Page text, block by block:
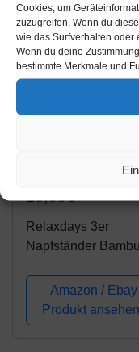
Cookies, um
zuzugreifen. Wenn du
wie das Surfverhalten oder
Wenn du deine
bestimmte Merkmale und
16,99€
Relaxdays 3er
Napfständer
Wasser & Futter,
spülmaschinenfest,
Napfbar Katzen,
Amazon / Ebay
Produkt